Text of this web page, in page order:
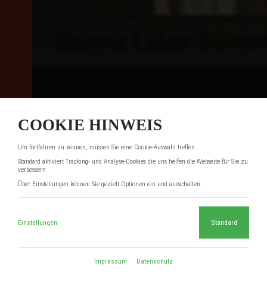
COOKIE HINWEIS
Um fortfahren zu können, müssen Sie eine Cookie-Auswahl treffen.
Standard aktiviert Tracking- und Analyse-Cookies die uns helfen die Webseite für Sie zu
verbessern
Über Einstellungen können Sie gezielt Optionen ein und ausschalten.
Einstellungen Standard
Impressum Datenschutz